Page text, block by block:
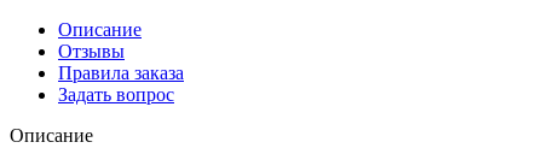
Описание
Отзывы
Правила заказа
Задать вопрос
Описание